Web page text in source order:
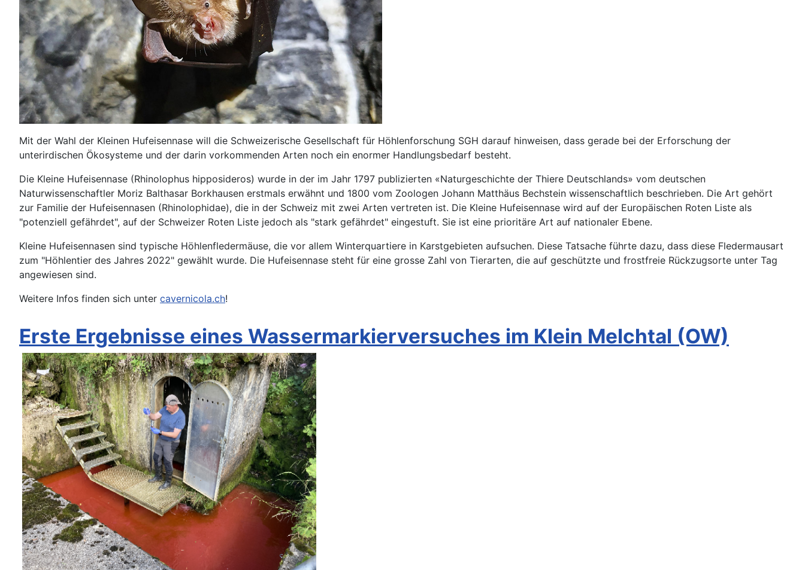
Mit der Wahl der Kleinen Hufeisennase will die Schweizerische Gesellschaft für Höhlenforschung SGH darauf hinweisen, dass gerade bei der Erforschung der
unterirdischen Ökosysteme und der darin vorkommenden Arten noch ein enormer Handlungsbedarf besteht.
Die Kleine Hufeisennase (Rhinolophus hipposideros) wurde in der im Jahr 1797 publizierten «Naturgeschichte der Thiere Deutschlands» vom deutschen
Naturwissenschaftler Moriz Balthasar Borkhausen erstmals erwähnt und 1800 vom Zoologen Johann Matthäus Bechstein wissenschaftlich beschrieben. Die Art gehört
zur Familie der Hufeisennasen (Rhinolophidae), die in der Schweiz mit zwei Arten vertreten ist. Die Kleine Hufeisennase wird auf der Europäischen Roten Liste als
"potenziell gefährdet", auf der Schweizer Roten Liste jedoch als "stark gefährdet" eingestuft. Sie ist eine prioritäre Art auf nationaler Ebene.
Kleine Hufeisennasen sind typische Höhlenfledermäuse, die vor allem Winterquartiere in Karstgebieten aufsuchen. Diese Tatsache führte dazu, dass diese Fledermausart
zum "Höhlentier des Jahres 2022" gewählt wurde. Die Hufeisennase steht für eine grosse Zahl von Tierarten, die auf geschützte und frostfreie Rückzugsorte unter Tag
angewiesen sind.
Weitere Infos finden sich unter cavernicola.ch!
Erste Ergebnisse eines Wassermarkierversuches im Klein Melchtal (OW)